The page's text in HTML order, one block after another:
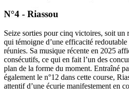
N°4 - Riassou
Seize sorties pour cinq victoires, soit un
qui témoigne d’une efficacité
réunies. Sa musique récente en 2025
consécutifs, ce qui en fait l’un des
plan de la forme du moment. Entraîné
également le n°12 dans cette course,
attentif d’une écurie manifestement en